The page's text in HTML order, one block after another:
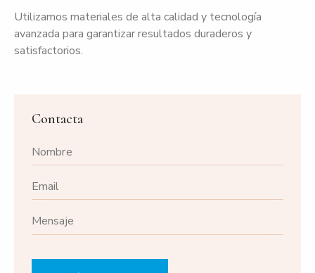
Utilizamos materiales de alta calidad y tecnología
avanzada para garantizar resultados duraderos y
satisfactorios.
Contacta